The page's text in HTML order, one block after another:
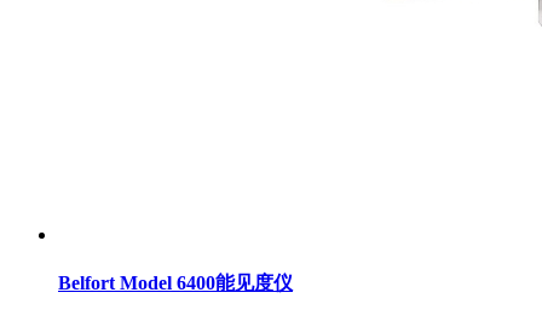
Belfort Model 6400能见度仪